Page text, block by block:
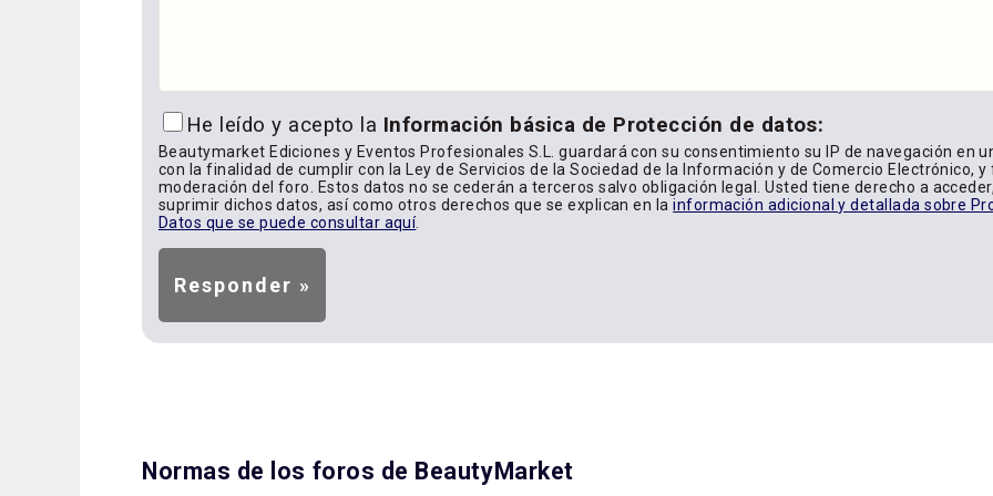
He leído y acepto la Información básica de Protección de datos:
Beautymarket Ediciones y Eventos Profesionales S.L. guardará con su consentimiento su IP de navegación en
con la finalidad de cumplir con la Ley de Servicios de la Sociedad de la Información y de Comercio Electrónico,
moderación del foro. Estos datos no se cederán a terceros salvo obligación legal. Usted tiene derecho a
suprimir dichos datos, así como otros derechos que se explican en lainformación adicional y detallada sobre
Datos que se puede consultar aquí.
Normas de los foros de BeautyMarket